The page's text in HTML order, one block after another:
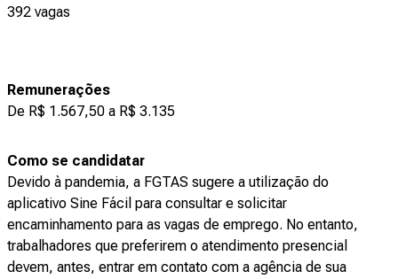
392 vagas
Remunerações
De R$ 1.567,50 a R$ 3.135
Como se candidatar
Devido à pandemia, a FGTAS sugere a utilização do
aplicativo Sine Fácil para consultar e solicitar
encaminhamento para as vagas de emprego. No entanto,
trabalhadores que preferirem o atendimento presencial
devem, antes, entrar em contato com a agência de sua